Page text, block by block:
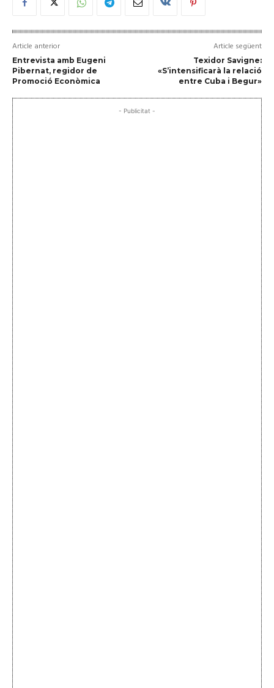
Article anterior
Entrevista amb Eugeni
Pibernat, regidor de
Promoció Econòmica
Article següent
Texidor Savigne:
«S’intensificarà la relació
entre Cuba i Begur»
- Publicitat -